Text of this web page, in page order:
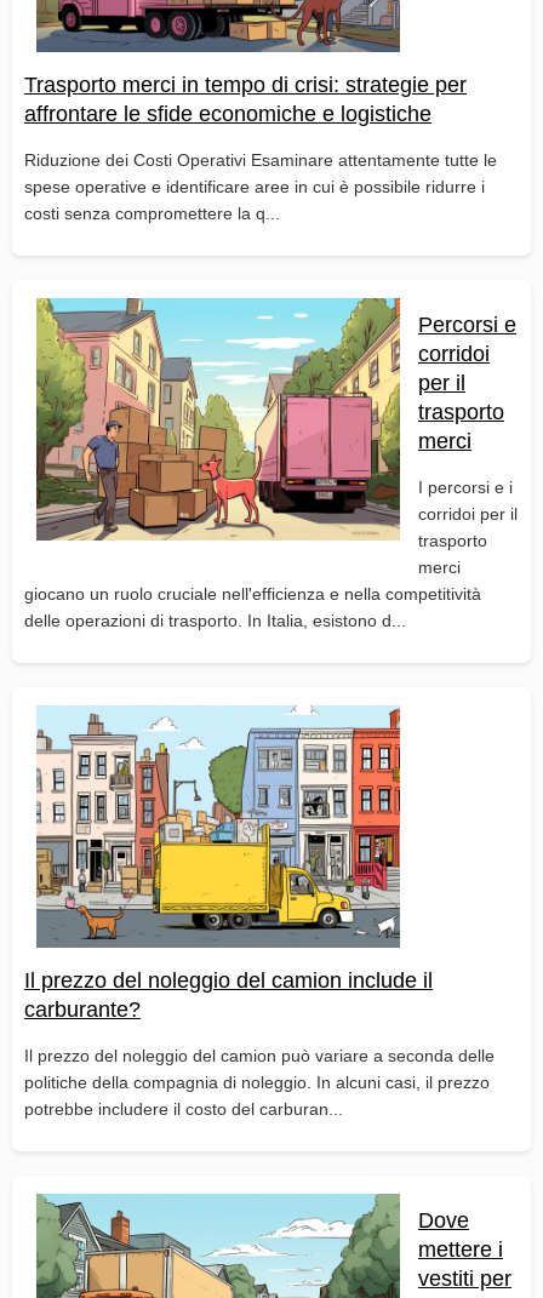
Trasporto merci in tempo di crisi: strategie per
affrontare le sfide economiche e logistiche
Riduzione dei Costi Operativi Esaminare attentamente tutte le
spese operative e identificare aree in cui è possibile ridurre i
costi senza compromettere la q...
Percorsi e
corridoi
per il
trasporto
merci
I percorsi e i
corridoi per il
trasporto
merci
giocano un ruolo cruciale nell'efficienza e nella competitività
delle operazioni di trasporto. In Italia, esistono d...
Il prezzo del noleggio del camion include il
carburante?
Il prezzo del noleggio del camion può variare a seconda delle
politiche della compagnia di noleggio. In alcuni casi, il prezzo
potrebbe includere il costo del carburan...
Dove
mettere i
vestiti per